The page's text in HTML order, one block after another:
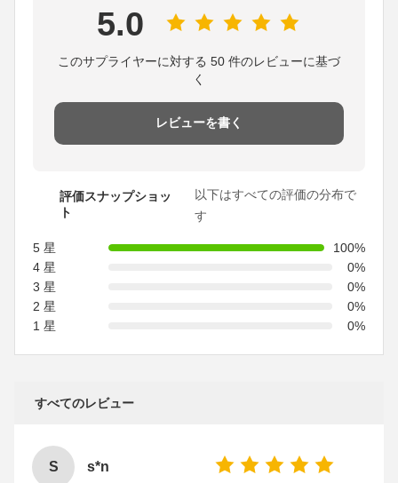
5.0
このサプライヤーに対する 50 件のレビューに基づ
く
レビューを書く
評価スナップショッ
ト
以下はすべての評価の分布で
す
5 星
100%
4 星
0%
3 星
0%
2 星
0%
1 星
0%
すべてのレビュー
S s*n